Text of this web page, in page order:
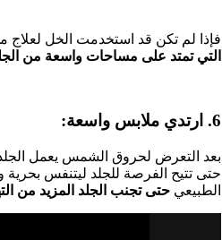
فإذا لم تكن قد استخدمت الخل
التي تمتد على مساحات واسعة من
6. ارتدي ملابس واسعة:
بعد التعرض لحروق الشمس يعمل
حتى تتيح الفرصة للجلد ليتنفس
الطبيعي حتى تجنب الجلد المزيد من